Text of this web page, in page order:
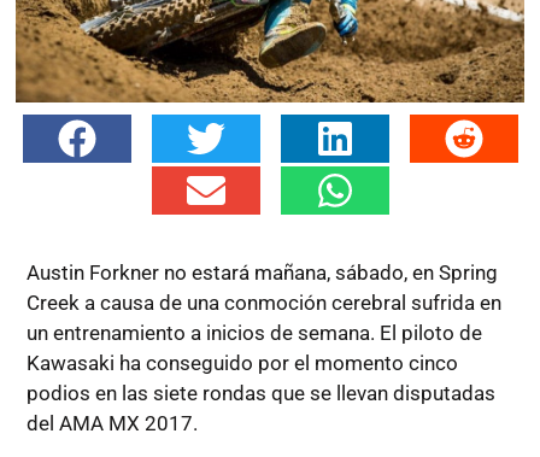
Austin Forkner no estará mañana, sábado, en Spring
Creek a causa de una conmoción cerebral sufrida en
un entrenamiento a inicios de semana. El piloto de
Kawasaki ha conseguido por el momento cinco
podios en las siete rondas que se llevan disputadas
del AMA MX 2017.